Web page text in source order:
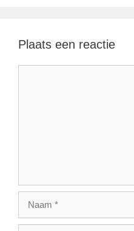
Plaats een reactie